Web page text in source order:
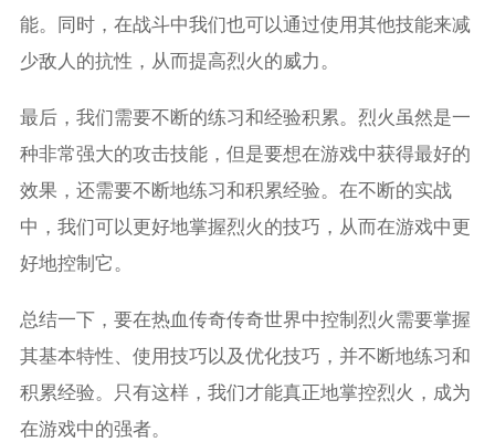
能。同时，在战斗中我们也可以通过使用其他技能来减
少敌人的抗性，从而提高烈火的威力。
最后，我们需要不断的练习和经验积累。烈火虽然是一
种非常强大的攻击技能，但是要想在游戏中获得最好的
效果，还需要不断地练习和积累经验。在不断的实战
中，我们可以更好地掌握烈火的技巧，从而在游戏中更
好地控制它。
总结一下，要在热血传奇传奇世界中控制烈火需要掌握
其基本特性、使用技巧以及优化技巧，并不断地练习和
积累经验。只有这样，我们才能真正地掌控烈火，成为
在游戏中的强者。